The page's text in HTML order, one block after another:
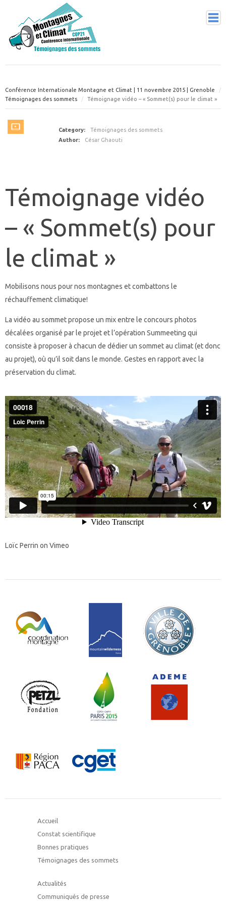
BONNES PRATIQUES
UN COUP DE POUCE ?
Conférence Internationale Montagne et Climat | 11 novembre 2015 | Grenoble
Témoignages des sommets
Témoignage vidéo – « Sommet(s) pour le climat »
Category:
Témoignages des sommets
Author:
César Ghaouti
Témoignage vidéo
– « Sommet(s) pour
le climat »
Mobilisons nous pour nos montagnes et combattons le
réchauffement climatique!
La vidéo au sommet propose un mix entre le concours photos
décalées organisé par le projet et l’opération Summeeting qui
consiste à proposer à chacun de dédier un sommet au climat (et donc
au projet), où qu’il soit dans le monde. Gestes en rapport avec la
préservation du climat.
Loïc Perrin on Vimeo
Accueil
Constat scientifique
Bonnes pratiques
Témoignages des sommets
Actualités
Communiqués de presse